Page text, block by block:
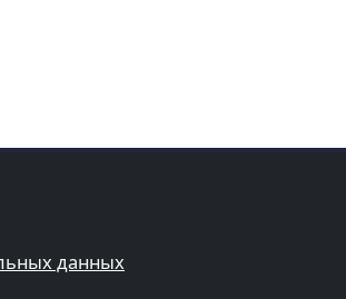
данных